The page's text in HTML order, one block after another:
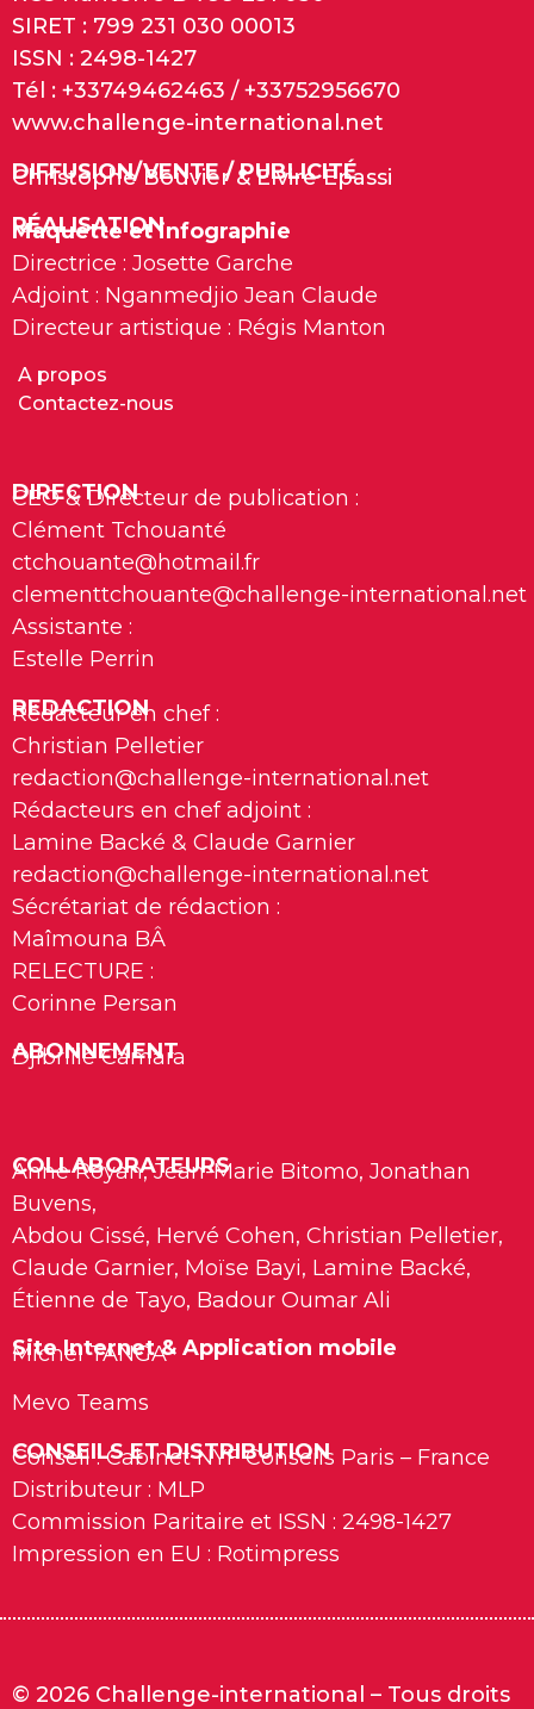
SIRET : 799 231 030 00013
ISSN : 2498-1427
Tél : +33749462463 / +33752956670
www.challenge-international.net
DIFFUSION/VENTE / PUBLICITÉ
Christophe Bouvier & Elvire Epassi
RÉALISATION
Maquette et infographie
Directrice : Josette Garche
Adjoint : Nganmedjio Jean Claude
Directeur artistique : Régis Manton
A propos
Contactez-nous
DIRECTION
CEO & Directeur de publication :
Clément Tchouanté
ctchouante@hotmail.fr
clementtchouante@challenge-international.net
Assistante :
Estelle Perrin
REDACTION
Rédacteur en chef :
Christian Pelletier
redaction@challenge-international.net
Rédacteurs en chef adjoint :
Lamine Backé & Claude Garnier
redaction@challenge-international.net
Sécrétariat de rédaction :
Maîmouna BÂ
RELECTURE :
Corinne Persan
ABONNEMENT
Djibrille Camara
COLLABORATEURS
Anne Royan, Jean-Marie Bitomo, Jonathan
Buvens,
Abdou Cissé, Hervé Cohen, Christian Pelletier,
Claude Garnier, Moïse Bayi, Lamine Backé,
Étienne de Tayo, Badour Oumar Ali
Site Internet & Application mobile
Michel TANGA
Mevo Teams
CONSEILS ET DISTRIBUTION
Conseil : Cabinet NYF Conseils Paris – France
Distributeur : MLP
Commission Paritaire et ISSN : 2498-1427
Impression en EU : Rotimpress
© 2026 Challenge-international – Tous droits